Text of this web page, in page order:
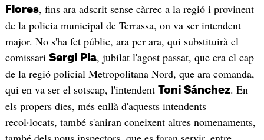
Flores, fins ara adscrit sense càrrec a la regió i provinent
de la policia municipal de Terrassa, on va ser intendent
major. No s'ha fet públic, ara per ara, qui substituirà el
comissari Sergi Pla, jubilat l'agost passat, que era el cap
de la regió policial Metropolitana Nord, que ara comanda,
qui en va ser el sotscap, l'intendent Toni Sánchez. En
els propers dies, més enllà d'aquests intendents
recol·locats, també s'aniran coneixent altres nomenaments,